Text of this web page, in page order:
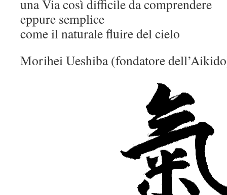
una Via così difficile da comprendere
eppure semplice
come il naturale fluire del cielo
Morihei Ueshiba (fondatore